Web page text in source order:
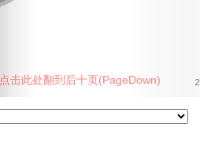
2
点击此处翻到后十页(PageDown)